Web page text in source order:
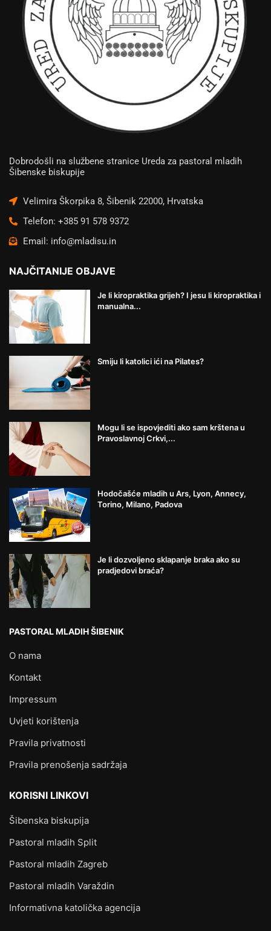
Dobrodošli na službene stranice Ureda za pastoral mladih
Šibenske biskupije
Velimira Škorpika 8, Šibenik 22000, Hrvatska
Telefon: +385 91 578 9372
Email: info@mladisu.in
NAJČITANIJE OBJAVE
Je li kiropraktika grijeh? I jesu li kiropraktika i
manualna...
Smiju li katolici ići na Pilates?
Mogu li se ispovjediti ako sam krštena u
Pravoslavnoj Crkvi,...
Hodočašće mladih u Ars, Lyon, Annecy,
Torino, Milano, Padova
Je li dozvoljeno sklapanje braka ako su
pradjedovi braća?
PASTORAL MLADIH ŠIBENIK
O nama
Kontakt
Impressum
Uvjeti korištenja
Pravila privatnosti
Pravila prenošenja sadržaja
KORISNI LINKOVI
Šibenska biskupija
Pastoral mladih Split
Pastoral mladih Zagreb
Pastoral mladih Varaždin
Informativna katolička agencija